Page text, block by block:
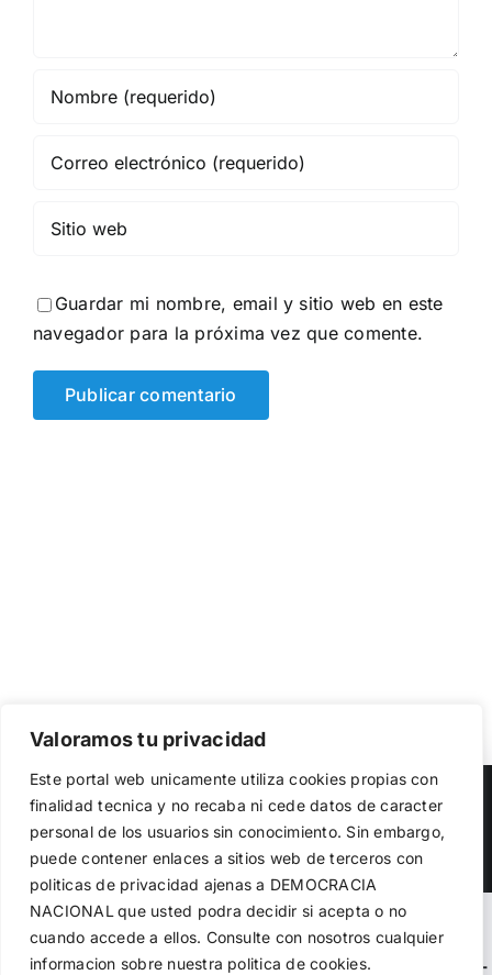
Valoramos tu privacidad
Este portal web unicamente utiliza cookies propias con
finalidad tecnica y no recaba ni cede datos de caracter
personal de los usuarios sin conocimiento. Sin embargo,
puede contener enlaces a sitios web de terceros con
politicas de privacidad ajenas a DEMOCRACIA
NACIONAL que usted podra decidir si acepta o no
cuando accede a ellos. Consulte con nosotros cualquier
informacion sobre nuestra politica de cookies.
Guardar mi nombre, email y sitio web en este
navegador para la próxima vez que comente.
Copyright 2023 | Democracia Nacional | All Rights Reserved
Facebook
TwitterInstagram
Warning: Undefined variable $visibility_homepage in
/home/demopwcr/public_html/wp-content/plugins/kn-
el funcionamiento de la web, medir su uso y mejorar
nuestros servicios. Puede aceptar todas las cookies,
rechazar las no necesarias o configurar sus preferencias.
Política de cookies
Aceptar todo
Rechazar